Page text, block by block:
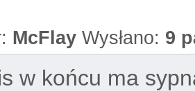
McFlay Wysłano: 9
w końcu ma